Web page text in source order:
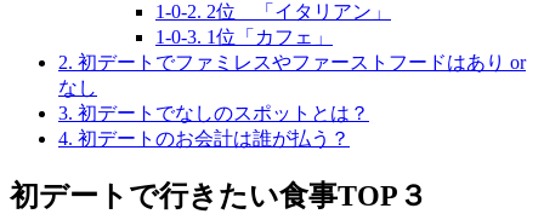
1-0-2. 2位 「イタリアン」
1-0-3. 1位「カフェ」
2. 初デートでファミレスやファーストフードはあり or
なし
3. 初デートでなしのスポットとは？
4. 初デートのお会計は誰が払う？
初デートで行きたい食事TOP３